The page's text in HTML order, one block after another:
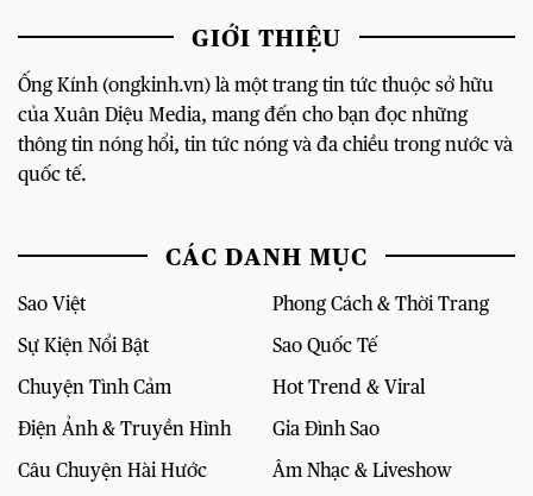
GIỚI THIỆU
Ống Kính (ongkinh.vn) là một trang tin tức thuộc sở hữu
của Xuân Diệu Media, mang đến cho bạn đọc những
thông tin nóng hổi, tin tức nóng và đa chiều trong nước và
quốc tế.
CÁC DANH MỤC
Sao Việt
Phong Cách & Thời Trang
Sự Kiện Nổi Bật
Sao Quốc Tế
Chuyện Tình Cảm
Hot Trend & Viral
Điện Ảnh & Truyền Hình
Gia Đình Sao
Câu Chuyện Hài Hước
Âm Nhạc & Liveshow